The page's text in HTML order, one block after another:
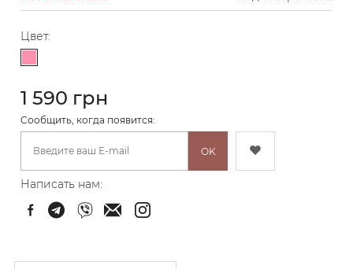
Цвет:
1 590 грн
Cообщить, когда появится:
OK
Написать нам: